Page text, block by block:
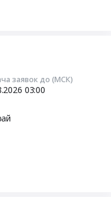
заявок до (МСК)
03:00